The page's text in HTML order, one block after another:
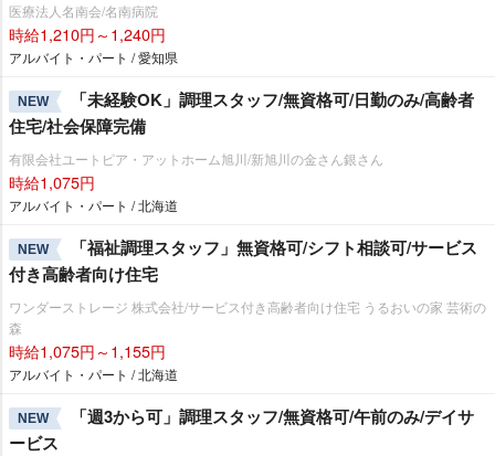
医療法人名南会/名南病院
時給1,210円～1,240円
アルバイト・パート / 愛知県
NEW
「未経験OK」調理スタッフ/無資格可/日勤のみ/高齢者
住宅/社会保障完備
有限会社ユートピア・アットホーム旭川/新旭川の金さん銀さん
時給1,075円
アルバイト・パート / 北海道
NEW
「福祉調理スタッフ」無資格可/シフト相談可/サービス
付き高齢者向け住宅
ワンダーストレージ 株式会社/サービス付き高齢者向け住宅 うるおいの家 芸術の
森
時給1,075円～1,155円
アルバイト・パート / 北海道
NEW
「週3から可」調理スタッフ/無資格可/午前のみ/デイサ
ービス